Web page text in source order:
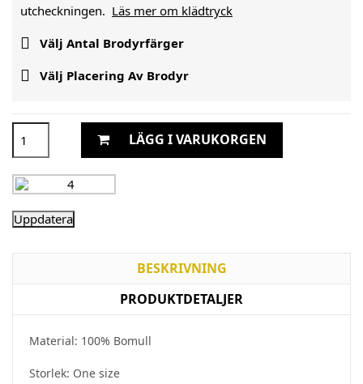
utcheckningen. Läs mer om klädtryck
 Välj Antal Brodyrfärger
 Välj Placering Av Brodyr
LÄGG I VARUKORGEN
BESKRIVNING
PRODUKTDETALJER
Material: 100% Bomull
Storlek: One size